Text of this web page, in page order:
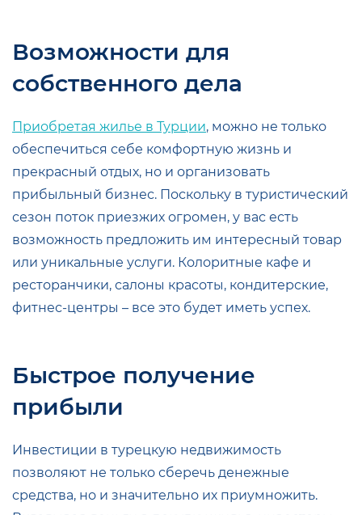
Возможности для
собственного дела
Приобретая жилье в Турции, можно не только
обеспечиться себе комфортную жизнь и
прекрасный отдых, но и организовать
прибыльный бизнес. Поскольку в туристический
сезон поток приезжих огромен, у вас есть
возможность предложить им интересный товар
или уникальные услуги. Колоритные кафе и
ресторанчики, салоны красоты, кондитерские,
фитнес-центры – все это будет иметь успех.
Быстрое получение
прибыли
Инвестиции в турецкую недвижимость
позволяют не только сберечь денежные
средства, но и значительно их приумножить.